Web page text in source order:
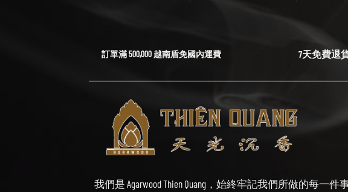
訂單滿 500,000 越南盾免國內運費 7天免費退
我們是 Agarwood Thien Quang，始終牢記我們所做的每一